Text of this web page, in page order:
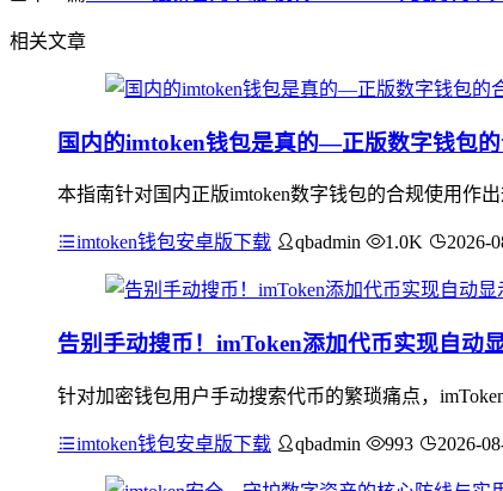
相关文章
国内的imtoken钱包是真的—正版数字钱包
本指南针对国内正版imtoken数字钱包的合规使用作
imtoken钱包安卓版下载 qbadmin 1.0K 2026-
告别手动搜币！imToken添加代币实现自动
针对加密钱包用户手动搜索代币的繁琐痛点，
imtoken钱包安卓版下载 qbadmin 993 2026-